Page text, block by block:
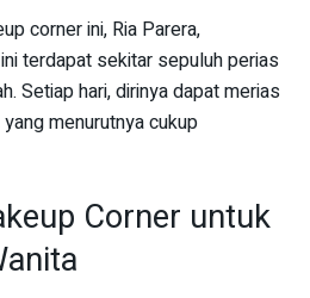
corner ini, Ria Parera,
terdapat sekitar sepuluh perias
Setiap hari, dirinya dapat merias
menurutnya cukup
Corner untuk